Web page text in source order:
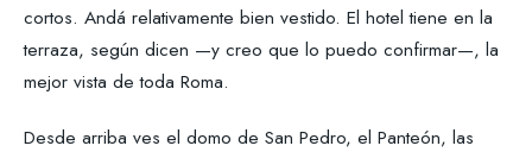
cortos. Andá relativamente bien vestido. El hotel tiene en la
terraza, según dicen —y creo que lo puedo confirmar—, la
mejor vista de toda Roma.
Desde arriba ves el domo de San Pedro, el Panteón, las